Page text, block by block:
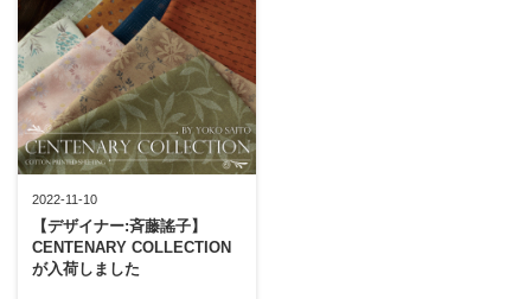
2022-11-10
【デザイナー:斉藤謠子】
CENTENARY COLLECTION
が入荷しました